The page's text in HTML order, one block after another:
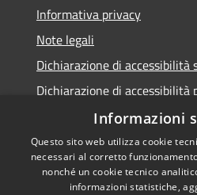
Informativa privacy
Note legali
Dichiarazione di accessibilità
Dichiarazione di accessibilità
Accessibilità
Informazioni
Questo sito web utilizza cookie
necessari al corretto
nonché un cookie tecnico
informazioni statistiche,